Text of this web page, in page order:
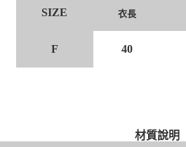
SIZE 衣長
F 40
材質說明